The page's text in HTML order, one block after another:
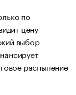
по
цену
выбор
распыление